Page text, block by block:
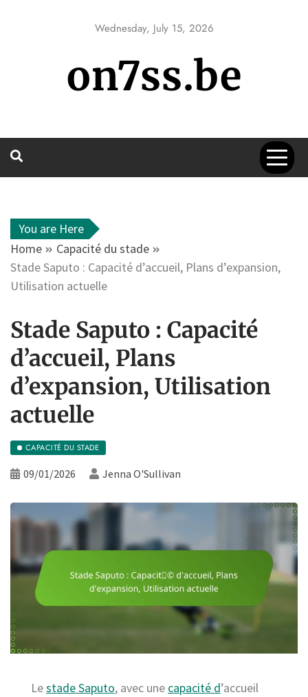
Wednesday, July 15, 2026
on7ss.be
You are Here
Home
Capacité du stade
Stade Saputo : Capacité d’accueil, Plans d’expansion,
Utilisation actuelle
Stade Saputo : Capacité
d’accueil, Plans
d’expansion, Utilisation
actuelle
CAPACITÉ DU STADE
09/01/2026 Jenna O'Sullivan
Lestade Saputo, avec une capacité d’accueil